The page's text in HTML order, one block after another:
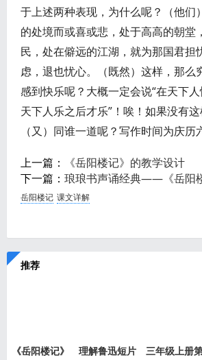
于上述两种表现，为什么呢？（他们
的处境而或喜或悲，处于高高的朝堂
民，处在僻远的江湖，就为那国君担
虑，退也忧心。（既然）这样，那么
感到快乐呢？大概一定会说“在天下
天下人乐之后才乐”！唉！如果没有
（又）同谁一道呢？写作时间为庆历
上一篇：
《岳阳楼记》的教学设计
下一篇： 琅琅书声诵经典——《岳阳
岳阳楼记 课文详解
推荐
《岳阳楼记》 理解鲁迅短片 三年级上册